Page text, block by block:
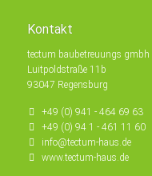
Kontakt
tectum baubetreuungs gmbh
Luitpoldstraße 11b
93047 Regensburg
+49 (0) 941 - 464 69 63
+49 (0) 94 1 - 461 11 60
info@tectum-haus.de
www.tectum-haus.de